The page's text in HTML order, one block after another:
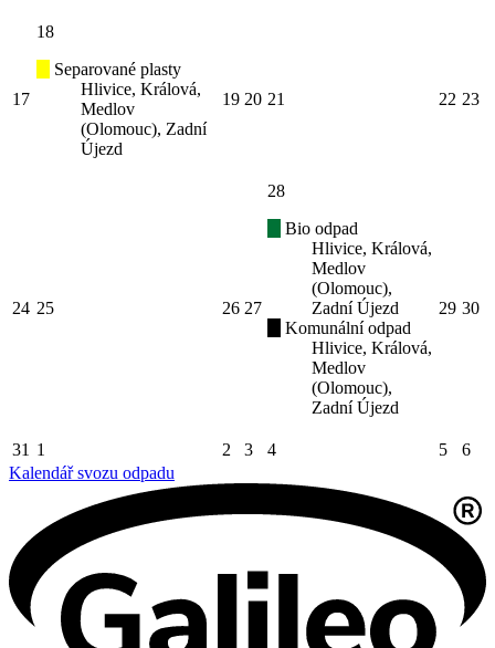
17
18
Separované plasty
Hlivice, Králová,
Medlov
(Olomouc), Zadní
Újezd
19 20 21 22 23
24 25 26 27
28
Bio odpad
Hlivice, Králová,
Medlov
(Olomouc),
Zadní Újezd
Komunální odpad
Hlivice, Králová,
Medlov
(Olomouc),
Zadní Újezd
29 30
31 1 2 3 4 5
6
Kalendář svozu odpadu